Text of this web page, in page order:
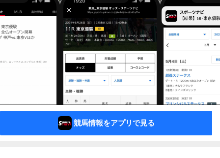
競馬情報をアプリで見る